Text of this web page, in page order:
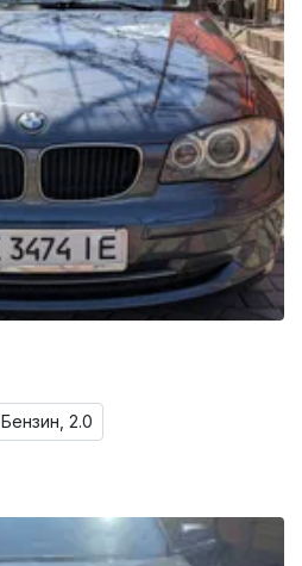
Бензин, 2.0